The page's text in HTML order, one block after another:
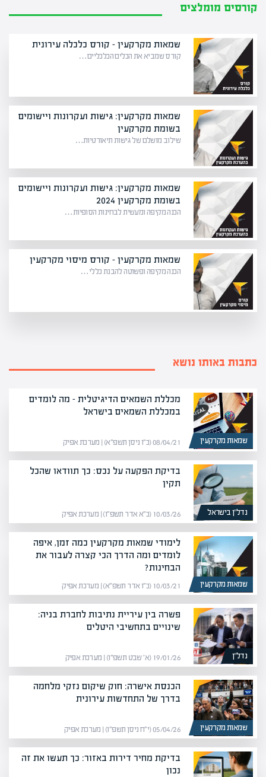
קורסים מומלצים
שמאות מקרקעין – קורס כלכלה עירונית
קורס שמביא את הכלים הכלכליים…
שמאות מקרקעין: גישות ועקרונות ויישומים
בשומת מקרקעין
שילוב מושלם של גישות תיאורטיות…
שמאות מקרקעין: גישות ועקרונות ויישומים
בשומת מקרקעין 2024
הכנה מקיפה ומעשית לבחינות הסופיות…
שמאות מקרקעין – קורס מיסוי מקרקעין
הכנה מקיפה ופשוטה להבנת כללי…
כתבות באותו נושא
שמאות מקרקעין
מכללת השמאים הדיגיטלית – מה לומדים
במכללת השמאים בישראל
08/04/21 (כ״ו ניסן תשפ״א) | מערכת אפיק
נדל”ן בישראל
בדיקת הפקעה על נכס: כך תוודאו שהכל
תקין
10/03/26 (כ״א אדר תשפ״ו) | מערכת אפיק
שמאות מקרקעין
לימודי שמאות מקרקעין כמה זמן, איפה
לומדים ומה הדרך הכי קצרה לעבור את
הבחינות?
10/03/21 (כ״ו אדר תשפ״א) | מערכת אפיק
נדל”ן
פשרה בין עיריית נתיבות לחברת בניה:
שינויים בתחשיבי היטלים
19/01/26 (א׳ שבט תשפ״ו) | מערכת אפיק
שמאות מקרקעין
הכנסת אישרה: חוק שיקום נזקי מלחמה
בדרך של התחדשות עירונית
05/04/26 (י״ח ניסן תשפ״ו) | מערכת אפיק
בדיקת מחיר דירות באזור: כך תעשו את זה
נכון